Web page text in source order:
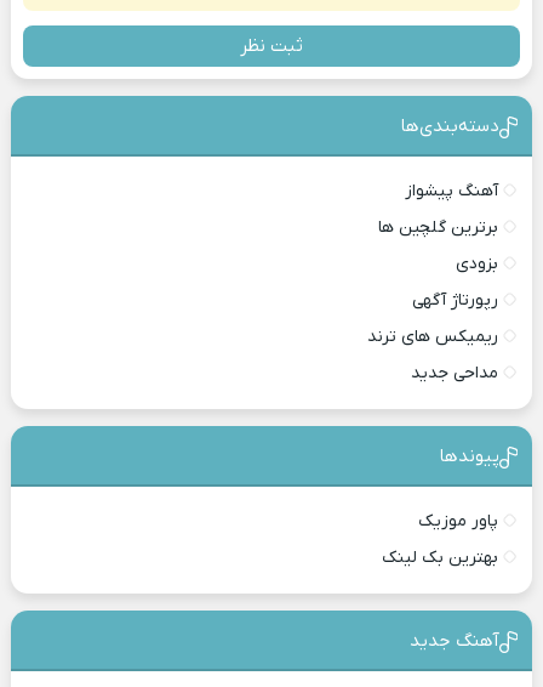
ثبت نظر
دسته‌بندی‎‌‌ها
آهنگ پیشواز
برترین گلچین ها
بزودی
رپورتاژ آگهی
ریمیکس های ترند
مداحی جدید
پیوندها
پاور موزیک
بهترین بک لینک
آهنگ جدید